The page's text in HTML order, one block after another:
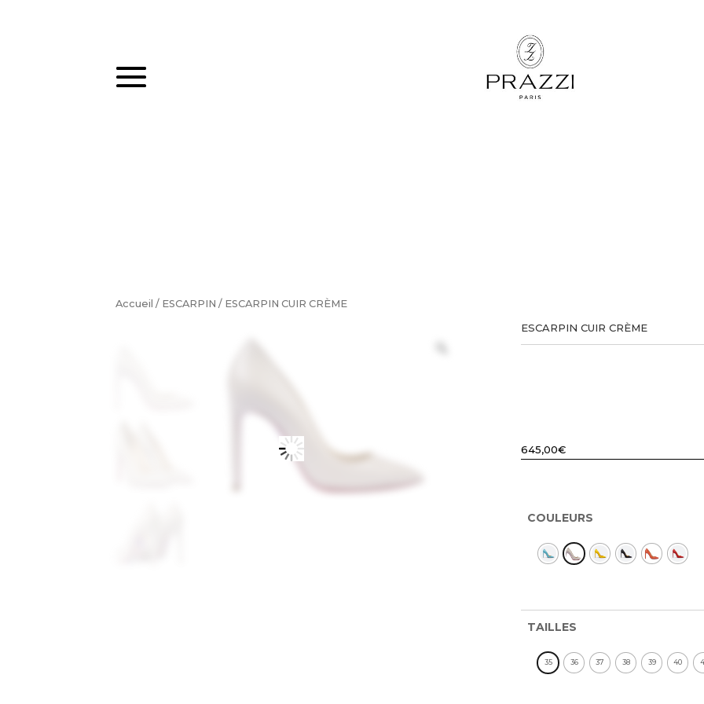
Accueil / ESCARPIN / ESCARPIN CUIR CRÈME
ESCARPIN CUIR CRÈME
645,00€
COULEURS
TAILLES
35 36 37 38 39 40